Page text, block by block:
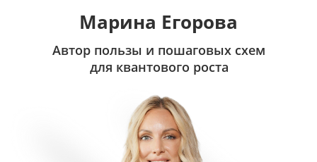
Автор пользы и пошаговых схем
для квантового роста
Марина Егорова